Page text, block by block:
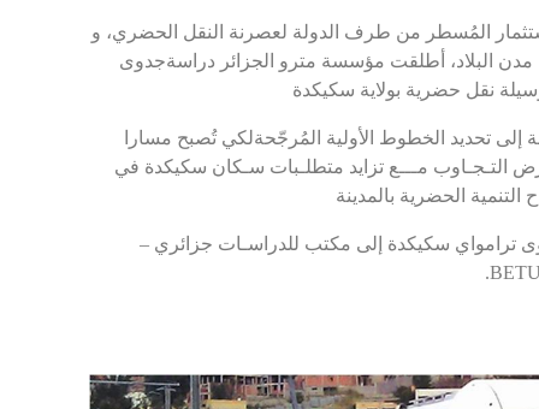
المُسطر من طرف الدولة لعصرنة النقل الحضري، و
مدن البلاد، أطلقت مؤسسة مترو الجزائر دراسةجدوى
إلى تحديد الخطوط الأولية المُرجّحةلكي تُصبح مسارا
التـجـاوب مـــع تزايد متطلـبات سـكان سكيكدة في
ترامواي سكيكدة إلى مكتب للدراسـات جزائري –
.